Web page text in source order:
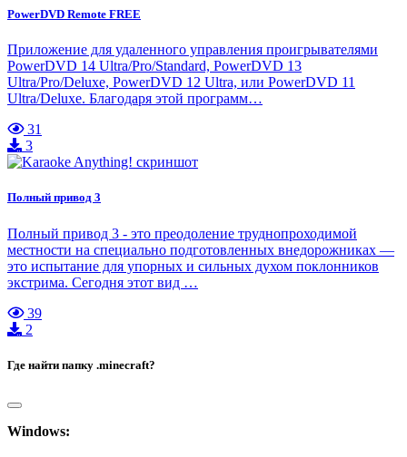
PowerDVD Remote FREE
Приложение для удаленного управления проигрывателями
PowerDVD 14 Ultra/Pro/Standard, PowerDVD 13
Ultra/Pro/Deluxe, PowerDVD 12 Ultra, или PowerDVD 11
Ultra/Deluxe. Благодаря этой программ…
31
3
Полный привод 3
Полный привод 3 - это преодоление труднопроходимой
местности на специально подготовленных внедорожниках —
это испытание для упорных и сильных духом поклонников
экстрима. Сегодня этот вид …
39
2
Где найти папку .minecraft?
Windows: